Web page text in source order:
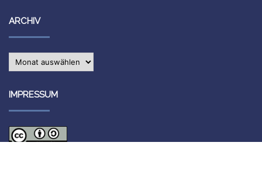
ARCHIV
Archiv
IMPRESSUM